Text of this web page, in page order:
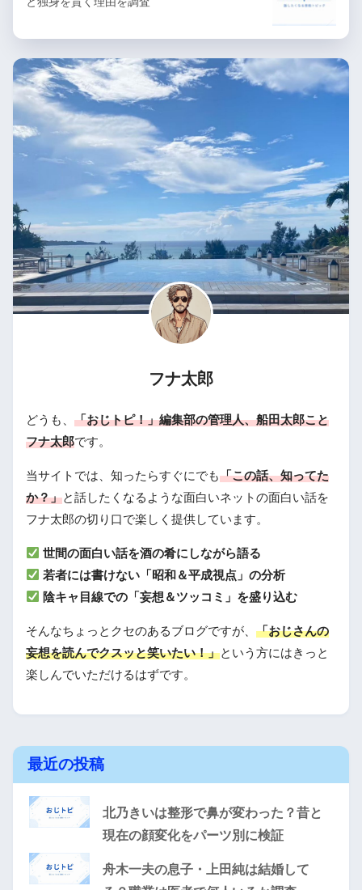
フナ太郎
どうも、 「おじトピ！」編集部の管理人、船田太郎こと
フナ太郎です。
当サイトでは、知ったらすぐにでも「この話、知ってた
か？」と話したくなるような面白いネットの面白い話を
フナ太郎の切り口で楽しく提供しています。
世間の面白い話を酒の肴にしながら語る
若者には書けない「昭和＆平成視点」の分析
陰キャ目線での「妄想＆ツッコミ」を盛り込む
そんなちょっとクセのあるブログですが、 「おじさんの
妄想を読んでクスッと笑いたい！」という方にはきっと
楽しんでいただけるはずです。
最近の投稿
北乃きいは整形で鼻が変わった？昔と
現在の顔変化をパーツ別に検証
舟木一夫の息子・上田純は結婚して